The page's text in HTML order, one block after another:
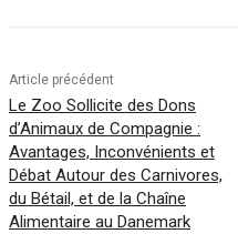
Article précédent
Le Zoo Sollicite des Dons
d’Animaux de Compagnie :
Avantages, Inconvénients et
Débat Autour des Carnivores,
du Bétail, et de la Chaîne
Alimentaire au Danemark